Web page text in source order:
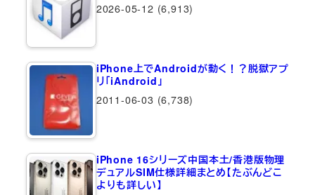
2026-05-12 (6,913)
iPhone上でAndroidが動く！？脱獄アプ
リ「iAndroid」
2011-06-03 (6,738)
iPhone 16シリーズ中国本土/香港版物理
デュアルSIM仕様詳細まとめ【たぶんどこ
よりも詳しい】